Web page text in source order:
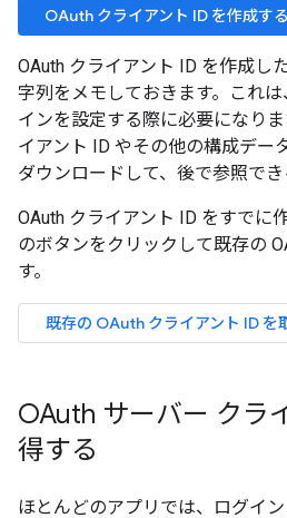
OAuth クライアント ID を作成する
OAuth クライアント ID を作成し
字列をメモしておきます。これ
インを設定する際に必要になり
イアント ID やその他の構成デー
ダウンロードして、後で参照でき
OAuth クライアント ID をすでに
のボタンをクリックして既存の
す。
既存の OAuth クライアント ID を
OAuth サーバー クラ
得する
ほとんどのアプリでは、ログイ